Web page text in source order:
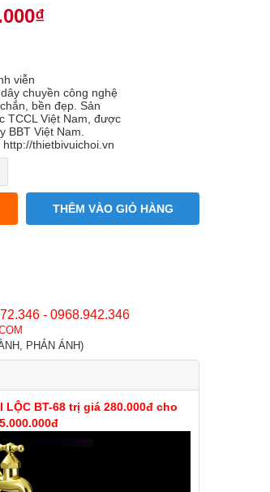
viễn
chuyền công nghệ
bền đẹp. Sản
TCCL Việt Nam, được
BBT Việt Nam.
thietbivuichoi.vn
THÊM VÀO GIỎ HÀNG
- 0968.942.346
PHẢN ÁNH)
BT-68 trị giá 280.000đ cho